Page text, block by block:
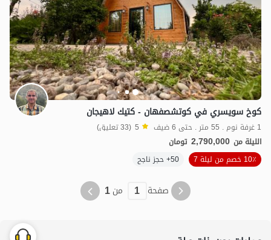
كوخ سويسري في كوتشصفهان - كتيك لاهيجان
1 غرفة نوم . 55 متر . حتى 6 ضيف 5 (33 تعليق)
الليلة من 2,790,000 تومان
10٪ خصم من ليلة 7
50+ حجز ناجح
صفحة 1 من1